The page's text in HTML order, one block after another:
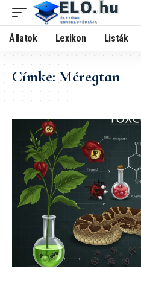
Állatok Lexikon Listák
Címke:Méregtan